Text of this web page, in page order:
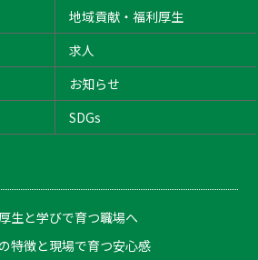
地域貢献・福利厚生
求人
お知らせ
SDGs
生と学びで育つ職場へ
特徴と現場で育つ安心感